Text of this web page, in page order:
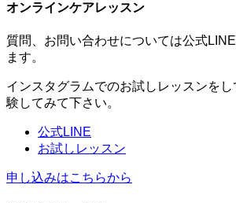
オンラインケアレッスン
質問、お問い合わせについては公式
ます。
インスタグラムでのお試しレッスンを
験してみて下さい。
公式LINE
お試しレッスン
申し込みはこちらから